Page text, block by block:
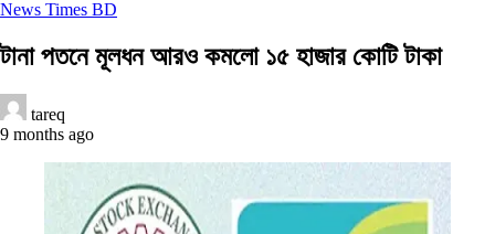
News Times BD
টানা পতনে মূলধন আরও কমলো ১৫ হাজার কোটি টাকা
tareq
9 months ago